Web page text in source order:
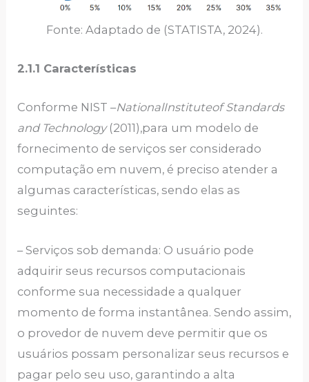
Fonte: Adaptado de (STATISTA, 2024).
2.1.1 Características
Conforme NIST –NationalInstituteof Standards
and Technology(2011),para um modelo de
fornecimento de serviços ser considerado
computação em nuvem, é preciso atender a
algumas características, sendo elas as
seguintes:
– Serviços sob demanda: O usuário pode
adquirir seus recursos computacionais
conforme sua necessidade a qualquer
momento de forma instantânea. Sendo assim,
o provedor de nuvem deve permitir que os
usuários possam personalizar seus recursos e
pagar pelo seu uso, garantindo a alta